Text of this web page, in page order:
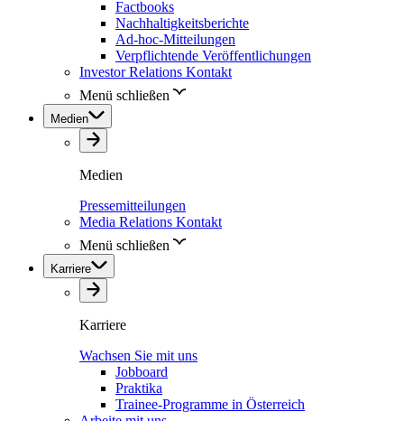
Factbooks
Nachhaltigkeitsberichte
Ad-hoc-Mitteilungen
Verpflichtende Veröffentlichungen
Investor Relations Kontakt
Menü schließen
Medien
Medien
Pressemitteilungen
Media Relations Kontakt
Menü schließen
Karriere
Karriere
Wachsen Sie mit uns
Jobboard
Praktika
Trainee-Programme in Österreich